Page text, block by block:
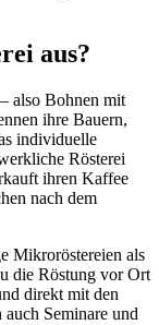
aus?
also Bohnen mit
ihre Bauern,
individuelle
Rösterei
ihren Kaffee
nach dem
Mikroröstereien als
die Röstung vor Ort
direkt mit den
Seminare und